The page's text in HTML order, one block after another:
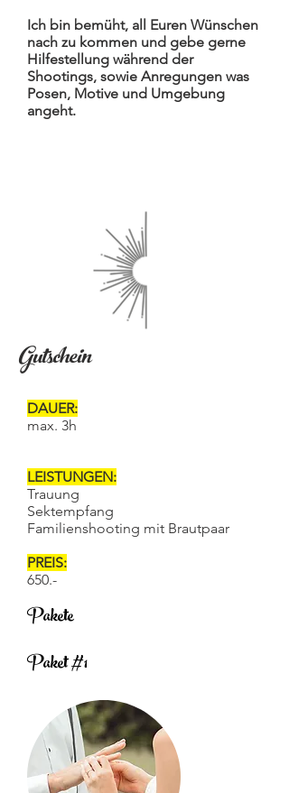
Ich bin bemüht, all Euren Wünschen
nach zu kommen und gebe gerne
Hilfestellung während der
Shootings, sowie Anregungen was
Posen, Motive und Umgebung
angeht.
Gutschein
DAUER:
max. 3h
LEISTUNGEN:
Trauung
Sektempfang
Familienshooting mit Brautpaar
PREIS:
650.-
Pakete
Paket #1